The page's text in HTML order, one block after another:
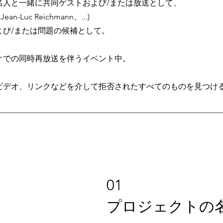
と一緒に共同ゲストおよび/または放送として、
Luc Reichmann、...)
/または問題の候補として。
での同時再放送を伴うイベント中。
デオ、リンクなどを介して拒否されたすべてのものを見つけ
01
プロジェクトの